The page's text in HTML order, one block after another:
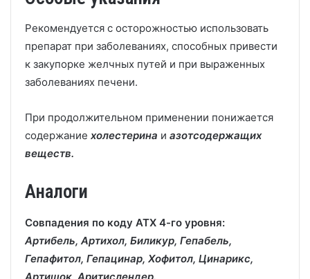
Рекомендуется с осторожностью использовать
препарат при заболеваниях, способных привести
к закупорке желчных путей и при выраженных
заболеваниях печени.
При продолжительном применении понижается
содержание холестерина и азотсодержащих
веществ.
Аналоги
Совпадения по коду АТХ 4-го уровня:
Артибель, Артихол, Биликур, Гепабель,
Гепафитол, Гепацинар, Хофитол, Цинарикс,
Артишок, Аритислендер.